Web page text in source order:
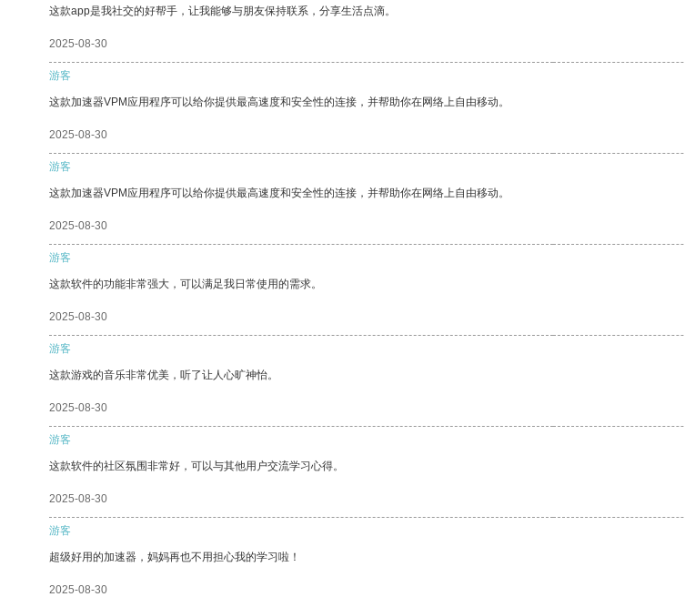
这款app是我社交的好帮手，让我能够与朋友保持联系，分享生活点滴。
2025-08-30
游客
这款加速器VPM应用程序可以给你提供最高速度和安全性的连接，并帮助你在网络上自由移动。
2025-08-30
游客
这款加速器VPM应用程序可以给你提供最高速度和安全性的连接，并帮助你在网络上自由移动。
2025-08-30
游客
这款软件的功能非常强大，可以满足我日常使用的需求。
2025-08-30
游客
这款游戏的音乐非常优美，听了让人心旷神怡。
2025-08-30
游客
这款软件的社区氛围非常好，可以与其他用户交流学习心得。
2025-08-30
游客
超级好用的加速器，妈妈再也不用担心我的学习啦！
2025-08-30